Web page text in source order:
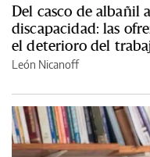
Del casco de albañil
discapacidad: las
el deterioro del
León Nicanoff